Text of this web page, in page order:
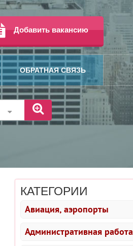
Добавить вакансию
ОБРАТНАЯ СВЯЗЬ
КАТЕГОРИИ
Авиация, аэропорты
Административная работа